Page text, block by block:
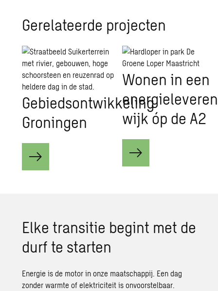
Gerelateerde projecten
Gebiedsontwikkeling
Groningen
Wonen in een
wijk óp de A2
Elke transitie begint met de
durf te starten
Energie is de motor in onze maatschappij. Een dag
zonder warmte of elektriciteit is onvoorstelbaar.